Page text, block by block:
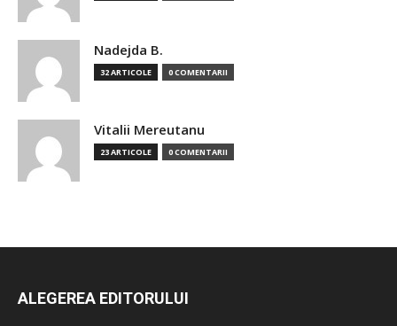
Nadejda B.
32 ARTICOLE 0 COMENTARII
Vitalii Mereutanu
23 ARTICOLE 0 COMENTARII
ALEGEREA EDITORULUI